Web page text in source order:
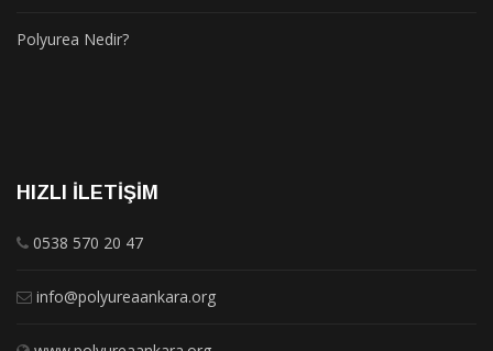
Polyurea Nedir?
HIZLI İLETIŞIM
0538 570 20 47
info@polyureaankara.org